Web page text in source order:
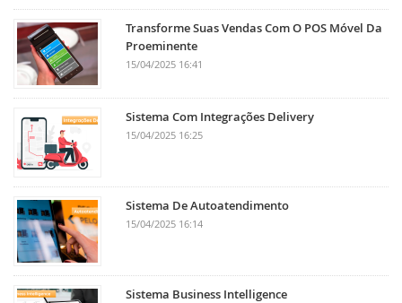
Transforme Suas Vendas Com O POS Móvel Da
Proeminente
15/04/2025 16:41
Sistema Com Integrações Delivery
15/04/2025 16:25
Sistema De Autoatendimento
15/04/2025 16:14
Sistema Business Intelligence